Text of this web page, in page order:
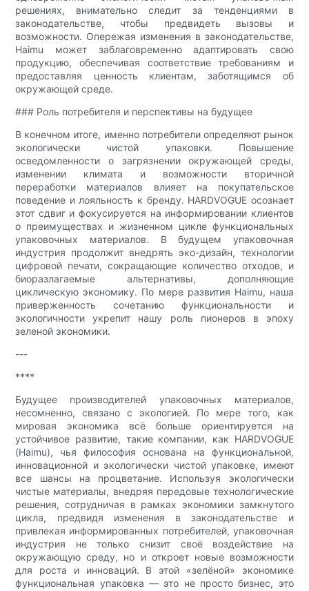
решениях, внимательно следит за тенденциями в
законодательстве, чтобы предвидеть вызовы и
возможности. Опережая изменения в законодательстве,
Haimu может заблаговременно адаптировать свою
продукцию, обеспечивая соответствие требованиям и
предоставляя ценность клиентам, заботящимся об
окружающей среде.
### Роль потребителя и перспективы на будущее
В конечном итоге, именно потребители определяют рынок
экологически чистой упаковки. Повышение
осведомленности о загрязнении окружающей среды,
изменении климата и возможности вторичной
переработки материалов влияет на покупательское
поведение и лояльность к бренду. HARDVOGUE осознает
этот сдвиг и фокусируется на информировании клиентов
о преимуществах и жизненном цикле функциональных
упаковочных материалов. В будущем упаковочная
индустрия продолжит внедрять эко-дизайн, технологии
цифровой печати, сокращающие количество отходов, и
биоразлагаемые альтернативы, дополняющие
циклическую экономику. По мере развития Haimu, наша
приверженность сочетанию функциональности и
экологичности укрепит нашу роль пионеров в эпоху
зеленой экономики.
---
****
Будущее производителей упаковочных материалов,
несомненно, связано с экологией. По мере того, как
мировая экономика всё больше ориентируется на
устойчивое развитие, такие компании, как HARDVOGUE
(Haimu), чья философия основана на функциональной,
инновационной и экологически чистой упаковке, имеют
все шансы на процветание. Используя экологически
чистые материалы, внедряя передовые технологические
решения, сотрудничая в рамках экономики замкнутого
цикла, предвидя изменения в законодательстве и
привлекая информированных потребителей, упаковочная
индустрия не только снизит своё воздействие на
окружающую среду, но и откроет новые возможности
для роста и инноваций. В этой «зелёной» экономике
функциональная упаковка — это не просто бизнес, это